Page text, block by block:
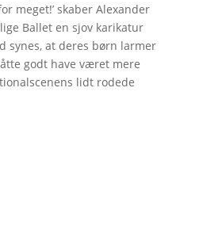
meget!’ skaber Alexander
Ballet en sjov karikatur
synes, at deres børn larmer
godt have været mere
lidt rodede